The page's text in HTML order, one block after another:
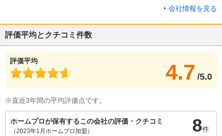
会社情報を見る
評価平均とクチコミ件数
評価平均 4.7 /5.0
※直近3年間の平均評価点です。
ホームプロが保有するこの会社の評価・クチコミ
（2023年1月ホームプロ加盟） 8件